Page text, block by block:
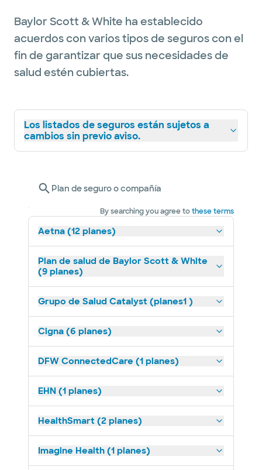
Baylor Scott & White ha establecido
acuerdos con varios tipos de seguros con el
fin de garantizar que sus necesidades de
salud estén cubiertas.
Los listados de seguros están sujetos a
cambios sin previo aviso.
Plan de seguro o compañía
By searching you agree tothese terms
Aetna (12 planes)
Plan de salud de Baylor Scott & White
(9 planes)
Grupo de Salud Catalyst (planes1 )
Cigna (6 planes)
DFW ConnectedCare (1 planes)
EHN (1 planes)
HealthSmart (2 planes)
Imagine Health (1 planes)